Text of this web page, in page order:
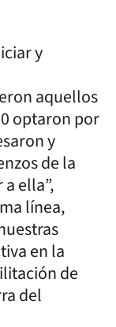
y
aquellos
optaron por
y
de la
ella”,
línea,
en la
de
del